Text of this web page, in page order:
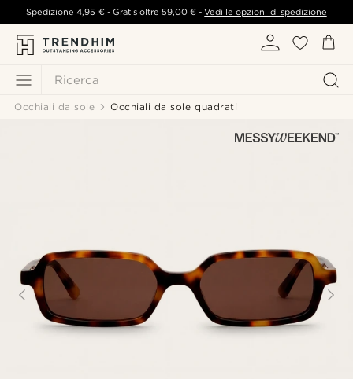
Ricerca
Spedizione4,95 €- Gratis oltre 59,00 € -Vedi le opzioni di spedizione
Occhiali da sole Occhiali da sole quadrati